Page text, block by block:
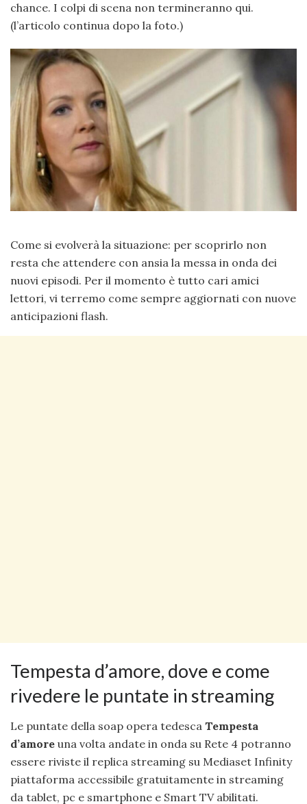
chance. I colpi di scena non termineranno qui.
(l’articolo continua dopo la foto.)
Come si evolverà la situazione: per scoprirlo non
resta che attendere con ansia la messa in onda dei
nuovi episodi. Per il momento è tutto cari amici
lettori, vi terremo come sempre aggiornati con nuove
anticipazioni flash.
Tempesta d’amore, dove e come
rivedere le puntate in streaming
Le puntate della soap opera tedesca Tempesta
d’amore una volta andate in onda su Rete 4 potranno
essere riviste il replica streaming su Mediaset Infinity
piattaforma accessibile gratuitamente in streaming
da tablet, pc e smartphone e Smart TV abilitati.